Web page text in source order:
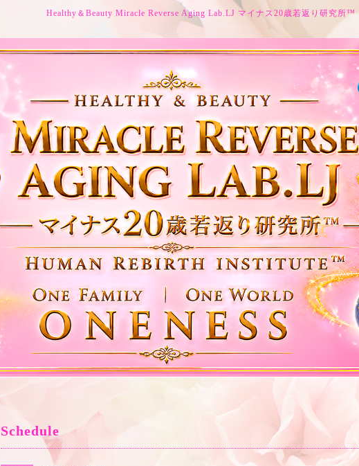
Healthy＆Beauty Miracle Reverse Aging Lab.LJ マイナス20歳若返り研究所™
Schedule